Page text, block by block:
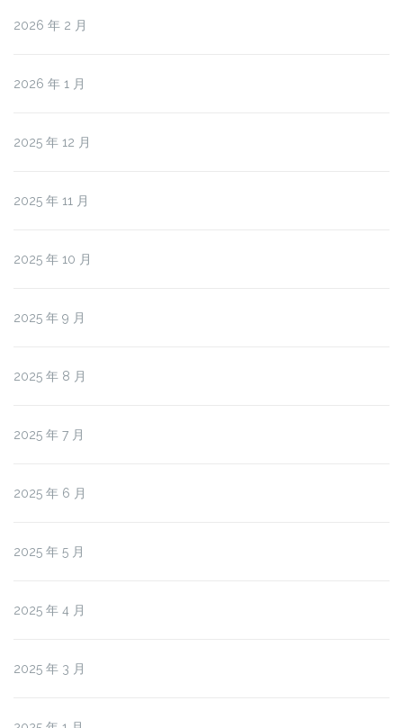
2026 年 2 月
2026 年 1 月
2025 年 12 月
2025 年 11 月
2025 年 10 月
2025 年 9 月
2025 年 8 月
2025 年 7 月
2025 年 6 月
2025 年 5 月
2025 年 4 月
2025 年 3 月